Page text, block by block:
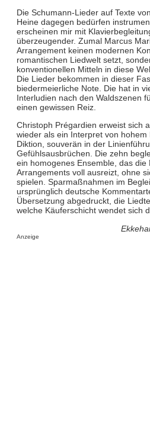
Die Schumann-Lieder auf Texte
Heine dagegen bedürfen
erscheinen mir mit
überzeugender. Zumal Marcus
Arrangement keinen modernen
romantischen Liedwelt setzt,
konventionellen Mitteln in diese
Die Lieder bekommen in dieser
biedermeierliche Note. Die hat in
Interludien nach den Waldszenen
einen gewissen Reiz.
Christoph Prégardien erweist sich
wieder als ein Interpret von
Diktion, souverän in der
Gefühlsausbrüchen. Die zehn
ein homogenes Ensemble, das die
Arrangements voll ausreizt, ohne
spielen. Sparmaßnahmen im
ursprünglich deutsche
Übersetzung abgedruckt, die
welche Käuferschicht wendet sich
Anzeige